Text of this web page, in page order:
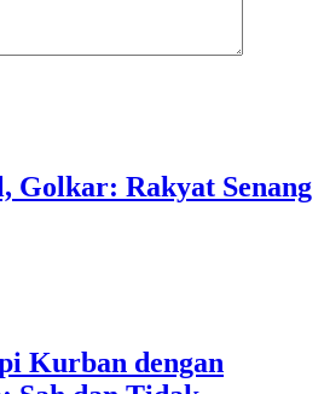
Golkar: Rakyat Senang
Kurban dengan